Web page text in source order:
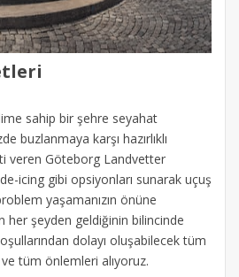
sahip bir şehre seyahat
buzlanmaya karşı hazırlıklı
veren Göteborg Landvetter
icing gibi opsiyonları sunarak uçuş
yaşamanızın önüne
her şeyden geldiğinin bilincinde
dolayı oluşabilecek tüm
tüm önlemleri alıyoruz.